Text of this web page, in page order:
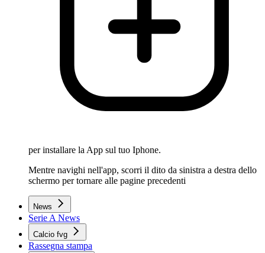
per installare la App sul tuo Iphone.
Mentre navighi nell'app, scorri il dito da sinistra a destra dello
schermo per tornare alle pagine precedenti
News
Serie A News
Calcio fvg
Rassegna stampa